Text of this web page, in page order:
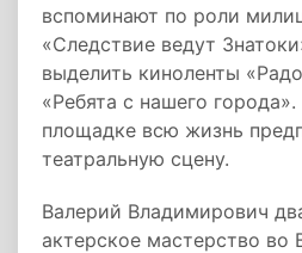
вспоминают по роли
«Следствие ведут
выделить киноленты
«Ребята с нашего
площадке всю жизнь
театральную сцену.
Валерий Владимирович
актерское мастерство во